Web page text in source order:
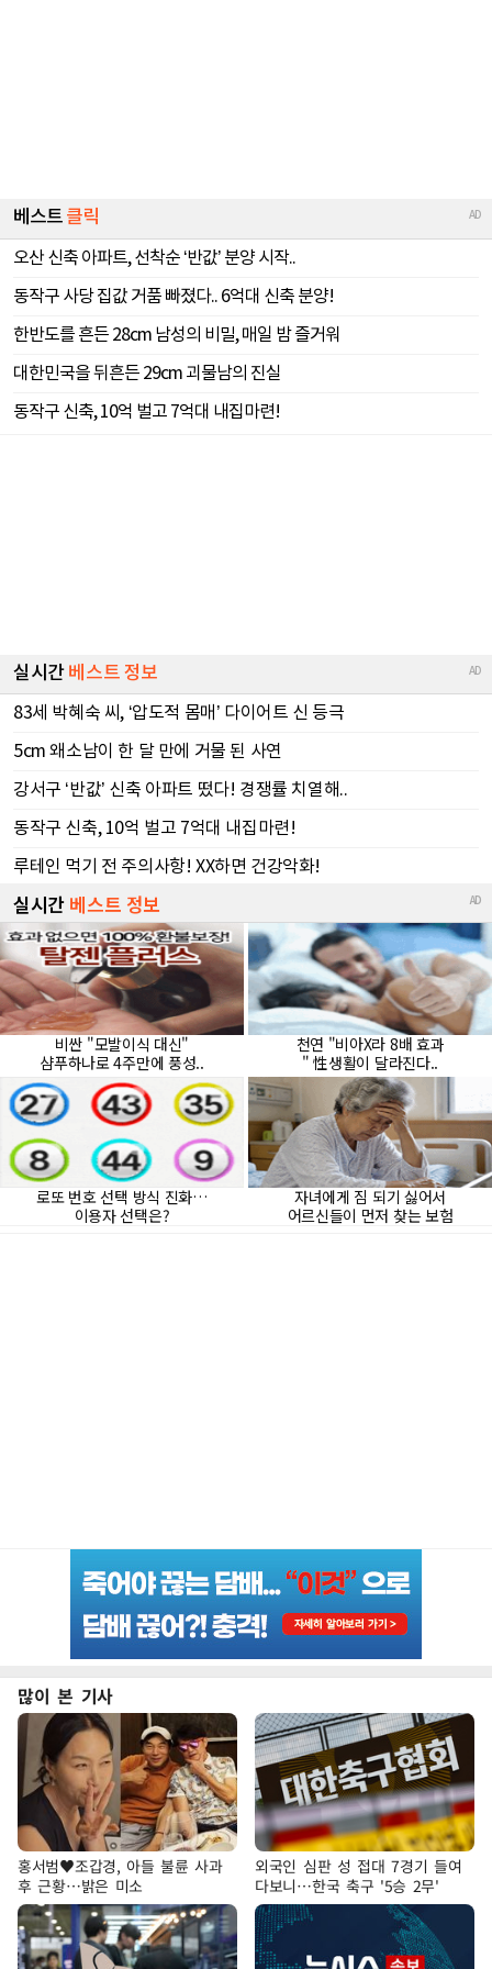
많이 본 기사
홍서범♥조갑경, 아들 불륜 사과
후 근황…밝은 미소
외국인 심판 성 접대 7경기 들여
다보니…한국 축구 '5승 2무'